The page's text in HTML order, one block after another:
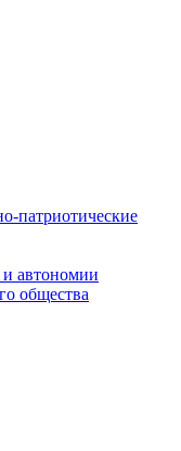
патриотические
автономии
общества